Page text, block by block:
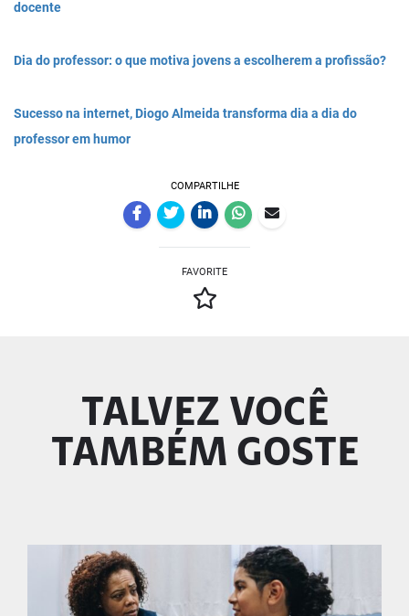
docente
Dia do professor: o que motiva jovens a escolherem a profissão?
Sucesso na internet, Diogo Almeida transforma dia a dia do
professor em humor
COMPARTILHE
FAVORITE
TALVEZ VOCÊ
TAMBÉM GOSTE